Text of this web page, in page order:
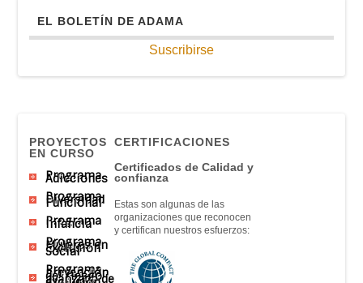
EL BOLETÍN DE ADAMA
Suscribirse
PROYECTOS
EN CURSO
Programa
Adicciones
Programa
Diversidad
Funcional
Programa
Infancia
Programa
Mujeres en
Exclusión
Social
Programa
prevención
del riesgo
avanzado de
CERTIFICACIONES
Certificados de Calidad y
confianza
Estas son algunas de las
organizaciones que reconocen
y certifican nuestros esfuerzos: